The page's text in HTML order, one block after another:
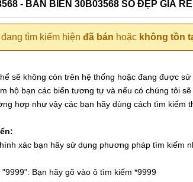
- BÁN BIỂN 30B03568 SỐ ĐẸP GIÁ RẺ
đang tìm kiếm hiện đã bán hoặc không tồn
sẽ không còn trên hệ thống hoặc đang được
hộ bạn các biển tương tự và nếu có chúng tôi sẽ
hợp như vậy các bạn hãy dùng cách tìm kiếm
xác bạn hãy sử dụng phương pháp tìm kiếm
Bạn hãy gõ vào ô tìm kiếm *9999